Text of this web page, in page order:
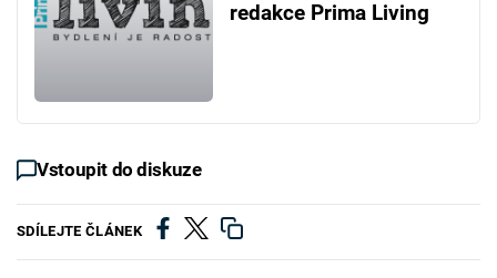
redakce Prima Living
Vstoupit do diskuze
SDÍLEJTE ČLÁNEK